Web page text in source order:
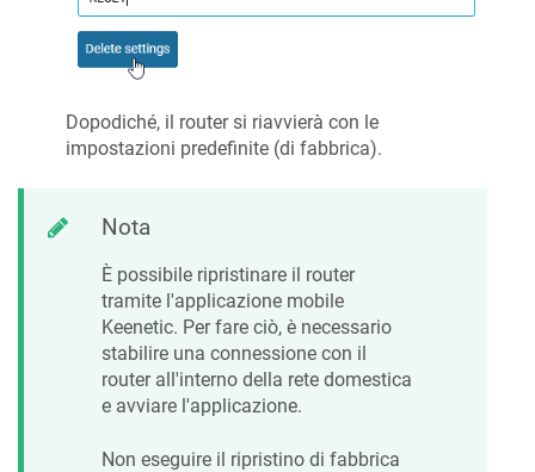
Dopodiché, il router si riavvierà con le
impostazioni predefinite (di fabbrica).
Nota
È possibile ripristinare il router
tramite l'applicazione mobile
Keenetic. Per fare ciò, è necessario
stabilire una connessione con il
router all'interno della rete domestica
e avviare l'applicazione.
Non eseguire il ripristino di fabbrica